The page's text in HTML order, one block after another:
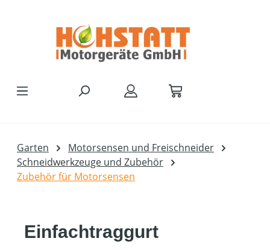
Garten
Motorsensen und Freischneider
Schneidwerkzeuge und Zubehör
Zubehör für Motorsensen
Einfachtraggurt